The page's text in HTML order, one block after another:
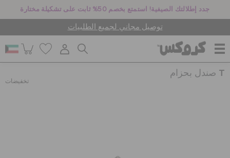
جدد إطلالتك الصيفية! استمتع بخصم 50% ثابت على تشكيلة مختارة
توصيل مجاني لجميع الطلبيات
للنساء
صندل بحزام T
تخفيضات